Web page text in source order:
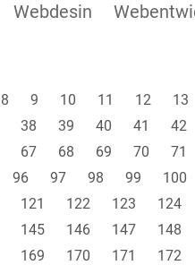
Webdesin
8 9 10 11 12 13
38 39 40 41 42
67 68 69 70 71
96 97 98 99 100
121 122 123 124
145 146 147 148
169 170 171 172